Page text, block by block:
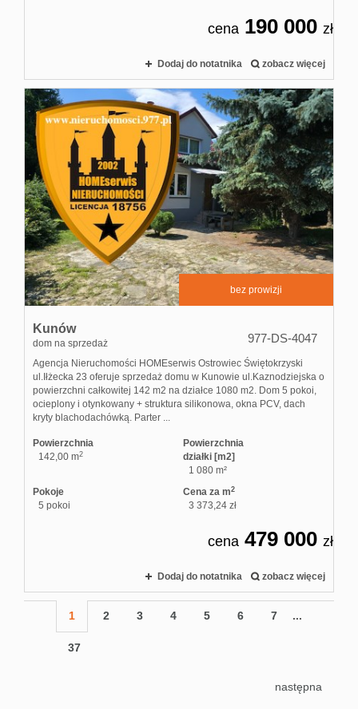
cena 190 000 zł
Dodaj do notatnika zobacz więcej
bez prowizji
Kunów
dom na sprzedaż 977-DS-4047
Agencja Nieruchomości HOMEserwis Ostrowiec Świętokrzyski
ul.Iłżecka 23 oferuje sprzedaż domu w Kunowie ul.Kaznodziejska o
powierzchni całkowitej 142 m2 na działce 1080 m2. Dom 5 pokoi,
ocieplony i otynkowany + struktura silikonowa, okna PCV, dach
kryty blachodachówką. Parter ...
Powierzchnia
142,00 m2
Powierzchnia
działki [m2]
1 080 m²
Pokoje
5 pokoi
Cena za m2
3 373,24 zł
cena 479 000 zł
Dodaj do notatnika zobacz więcej
1 2 3 4 5 6 7 ...
37
następna